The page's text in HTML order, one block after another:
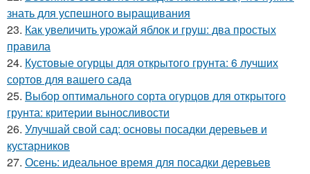
знать для успешного выращивания
23. Как увеличить урожай яблок и груш: два простых
правила
24. Кустовые огурцы для открытого грунта: 6 лучших
сортов для вашего сада
25. Выбор оптимального сорта огурцов для открытого
грунта: критерии выносливости
26. Улучшай свой сад: основы посадки деревьев и
кустарников
27. Осень: идеальное время для посадки деревьев